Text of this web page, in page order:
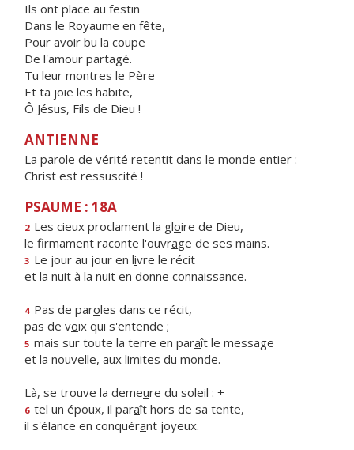
Ils ont place au festin
Dans le Royaume en fête,
Pour avoir bu la coupe
De l'amour partagé.
Tu leur montres le Père
Et ta joie les habite,
Ô Jésus, Fils de Dieu !
ANTIENNE
La parole de vérité retentit dans le monde entier :
Christ est ressuscité !
PSAUME : 18A
2 Les cieux proclament la gloire de Dieu,
le firmament raconte l'ouvrage de ses mains.
3 Le jour au jour en livre le récit
et la nuit à la nuit en donne connaissance.
4 Pas de paroles dans ce récit,
pas de voix qui s'entende ;
5 mais sur toute la terre en paraît le message
et la nouvelle, aux limites du monde.
Là, se trouve la demeure du soleil : +
6 tel un époux, il paraît hors de sa tente,
il s'élance en conquérant joyeux.